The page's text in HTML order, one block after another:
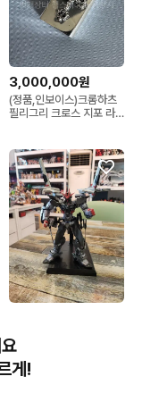
3,000,000원
(정품,인보이스)크롬하츠
필리그리 크로스 지포 라
중국제 하이레졸 아스트레
이 느와르 건담
게!